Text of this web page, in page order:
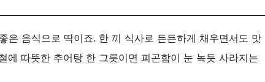
은 음식으로 딱이죠. 한 끼 식사로 든든하게 채우면서도 맛
에 따뜻한 추어탕 한 그릇이면 피곤함이 눈 녹듯 사라지는